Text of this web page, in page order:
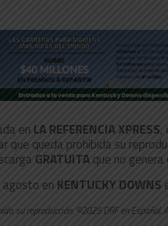
en LA REFERENCIA XPRESS,
que queda prohibida su
GRATUITAque no
en KENTUCKY DOWNS
su reproducción. ©2025 DRF en Español.